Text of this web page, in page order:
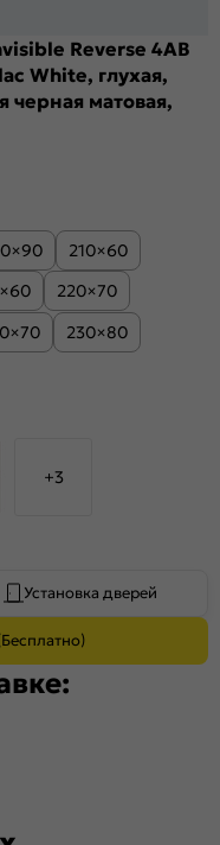
Reverse 4AB
White, глухая,
матовая,
210×60
220×70
230×80
+3
Установка дверей